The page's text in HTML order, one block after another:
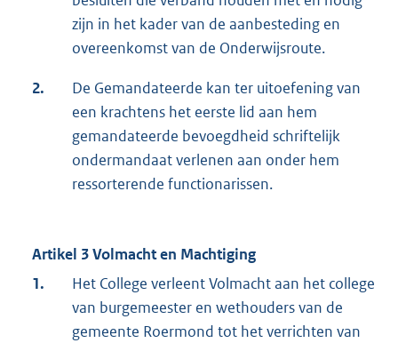
zijn in het kader van de aanbesteding en
overeenkomst van de Onderwijsroute.
2.
De Gemandateerde kan ter uitoefening van
een krachtens het eerste lid aan hem
gemandateerde bevoegdheid schriftelijk
ondermandaat verlenen aan onder hem
ressorterende functionarissen.
Artikel 3 Volmacht en Machtiging
1.
Het College verleent Volmacht aan het college
van burgemeester en wethouders van de
gemeente Roermond tot het verrichten van